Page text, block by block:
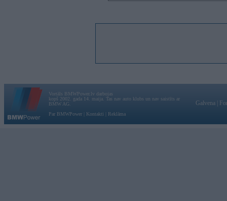
Vortāls BMWPower.lv darbojas
kopš 2002. gada 14. maija. Tas nav auto klubs un nav saistīts ar
BMW AG.
Par BMWPower
Kontakti Reklāma
Galvena